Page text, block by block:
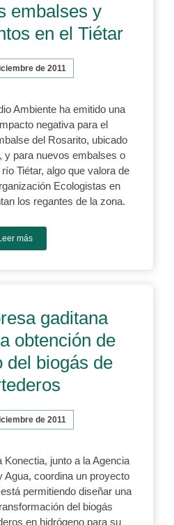
embalses y
en el Tiétar
de 2011
Ambiente ha emitido una
negativa para el
del Rosarito, ubicado
y para nuevos embalses o
Tiétar, algo que valora de
Ecologistas en
los regantes de la zona.
más
gaditana
obtención de
del biogás de
de 2011
Konectia, junto a la Agencia
Agua, coordina un proyecto
permitiendo diseñar una
del biogás
en hidrógeno para su